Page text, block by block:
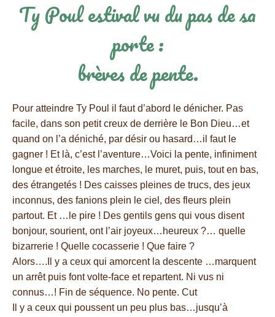
Ty Poul estival vu du pas de sa
porte :
brèves de pente.
Pour atteindre Ty Poul il faut d’abord le dénicher. Pas
facile, dans son petit creux de derrière le Bon Dieu…et
quand on l’a déniché, par désir ou hasard…il faut le
gagner ! Et là, c’est l’aventure…Voici la pente, infiniment
longue et étroite, les marches, le muret, puis, tout en bas,
des étrangetés ! Des caisses pleines de trucs, des jeux
inconnus, des fanions plein le ciel, des fleurs plein
partout. Et …le pire ! Des gentils gens qui vous disent
bonjour, sourient, ont l’air joyeux…heureux ?… quelle
bizarrerie ! Quelle cocasserie ! Que faire ?
Alors….Il y a ceux qui amorcent la descente …marquent
un arrêt puis font volte-face et repartent. Ni vus ni
connus…! Fin de séquence. No pente. Cut
Il y a ceux qui poussent un peu plus bas…jusqu’à